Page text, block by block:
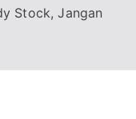
Stock, Jangan